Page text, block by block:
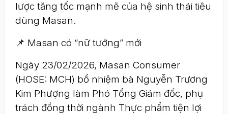
lược tăng tốc mạnh mẽ của hệ sinh thái tiêu
dùng Masan.
📌 Masan có “nữ tướng” mới
Ngày 23/02/2026, Masan Consumer
(HOSE: MCH) bổ nhiệm bà Nguyễn Trương
Kim Phượng làm Phó Tổng Giám đốc, phụ
trách đồng thời ngành Thực phẩm tiện lợi